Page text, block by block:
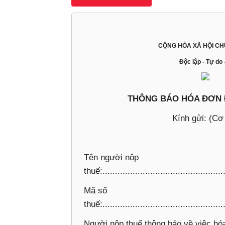
CỘNG HÒA XÃ HỘI
Độc lập - Tự do
THÔNG BÁO HÓA
Kính gửi: (Cơ
Tên người nộp
Mã số